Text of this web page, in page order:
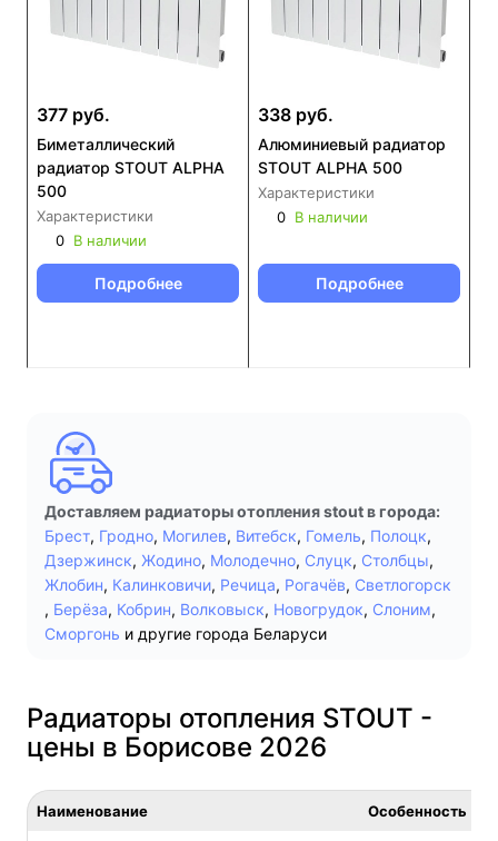
377 руб.
Биметаллический
радиатор STOUT ALPHA
500
Характеристики
0 В наличии
Подробнее
338 руб.
Алюминиевый радиатор
STOUT ALPHA 500
Характеристики
0 В наличии
Подробнее
Доставляем радиаторы отопления stout в города:
Брест, Гродно, Могилев, Витебск, Гомель, Полоцк,
Дзержинск, Жодино, Молодечно, Слуцк, Столбцы,
Жлобин, Калинковичи, Речица, Рогачёв, Светлогорск
, Берёза, Кобрин, Волковыск, Новогрудок, Слоним,
Сморгонь и другие города Беларуси
Радиаторы отопления STOUT -
цены в Борисове 2026
Наименование Особенность